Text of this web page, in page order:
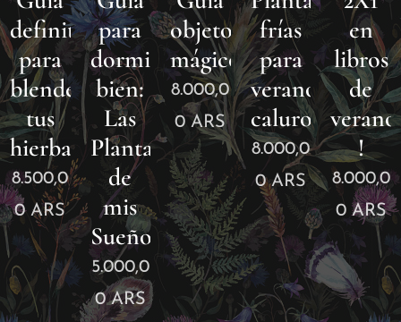
definitiva
para
blendear
tus
hierbas
8.500,0
0ARS
para
dormir
bien:
Las
Plantas
de
mis
Sueños.
5.000,0
0ARS
objetos
mágicos.
8.000,0
0 ARS
frías
para
veranos
calurosos.
8.000,0
0ARS
en
libros
de
verano
!
8.000,0
0ARS